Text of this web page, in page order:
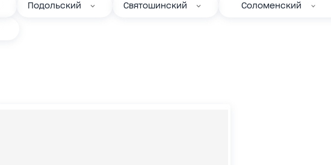
Подольский Святошинский Соломенский